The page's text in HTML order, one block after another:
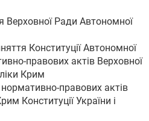
Верховної Ради Автономної
Конституції Автономної
правових актів Верховної
Крим
нормативно-правових актів
Конституції України і